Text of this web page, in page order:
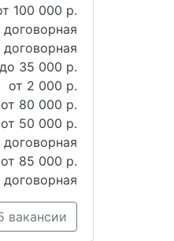
100 000 р.
договорная
договорная
до 35 000 р.
от 2 000 р.
от 80 000 р.
от 50 000 р.
договорная
от 85 000 р.
договорная
вакансии